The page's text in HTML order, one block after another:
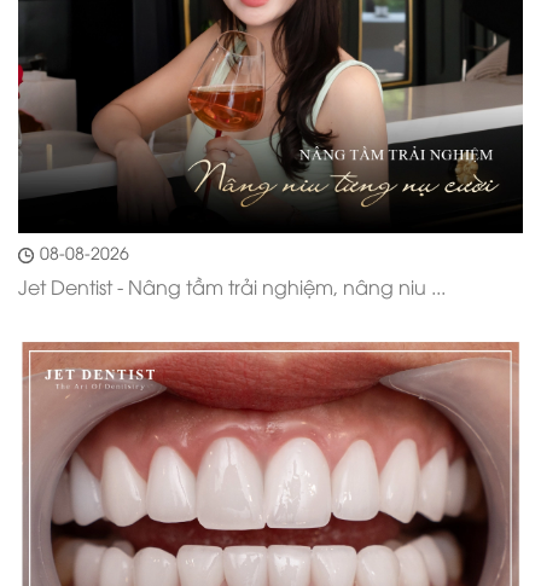
08-08-2026
Jet Dentist - Nâng tầm trải nghiệm, nâng niu ...